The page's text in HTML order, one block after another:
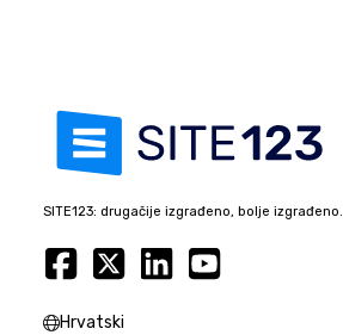
SITE123: drugačije izgrađeno, bolje izgrađeno.
Hrvatski